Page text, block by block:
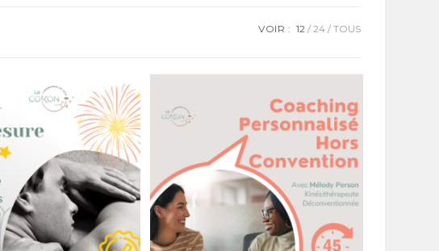
VOIR : 12 24 TOUS